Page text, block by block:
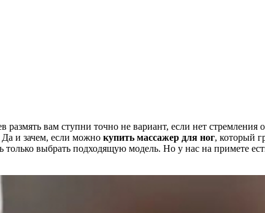
размять вам ступни точно не вариант, если нет стремления
Да и зачем, если можно купить массажер для ног, который
выбрать подходящую модель. Но у нас на примете